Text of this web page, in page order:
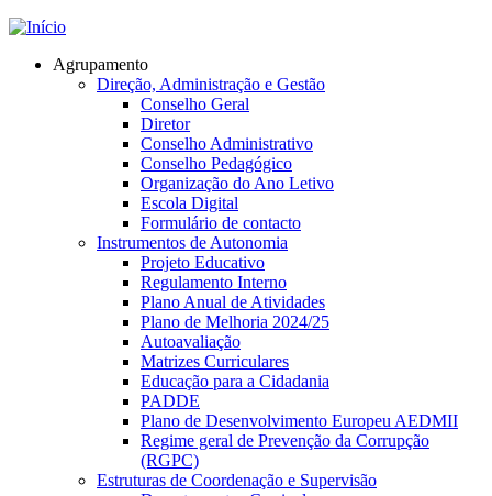
Jump to navigation
Agrupamento
Direção, Administração e Gestão
Conselho Geral
Diretor
Conselho Administrativo
Conselho Pedagógico
Organização do Ano Letivo
Escola Digital
Formulário de contacto
Instrumentos de Autonomia
Projeto Educativo
Regulamento Interno
Plano Anual de Atividades
Plano de Melhoria 2024/25
Autoavaliação
Matrizes Curriculares
Educação para a Cidadania
PADDE
Plano de Desenvolvimento Europeu AEDMII
Regime geral de Prevenção da Corrupção
(RGPC)
Estruturas de Coordenação e Supervisão